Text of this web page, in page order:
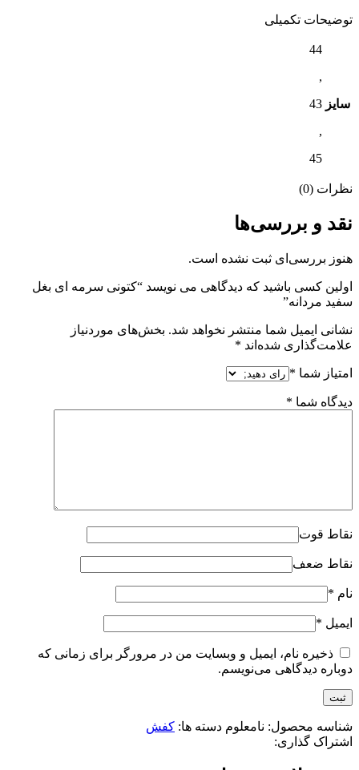
توضیحات تکمیلی
سایز
44
,
43
,
45
نظرات (0)
نقد و بررسی‌ها
هنوز بررسی‌ای ثبت نشده است.
اولین کسی باشید که دیدگاهی می نویسد “کتونی سرمه ای بغل
سفید مردانه”
نشانی ایمیل شما منتشر نخواهد شد. بخش‌های موردنیاز
علامت‌گذاری شده‌اند *
امتیاز شما *
دیدگاه شما *
نقاط قوت
نقاط ضعف
نام *
ایمیل *
ذخیره نام، ایمیل و وبسایت من در مرورگر برای زمانی که
دوباره دیدگاهی می‌نویسم.
شناسه محصول: نامعلوم دسته ها: کفش
اشتراک گذاری: